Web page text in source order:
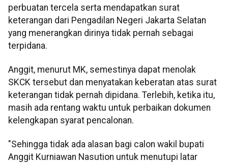
perbuatan tercela serta mendapatkan surat
keterangan dari Pengadilan Negeri Jakarta Selatan
yang menerangkan dirinya tidak pernah sebagai
terpidana.
Anggit, menurut MK, semestinya dapat menolak
SKCK tersebut dan menyatakan keberatan atas surat
keterangan tidak pernah dipidana. Terlebih, ketika itu,
masih ada rentang waktu untuk perbaikan dokumen
kelengkapan syarat pencalonan.
"Sehingga tidak ada alasan bagi calon wakil bupati
Anggit Kurniawan Nasution untuk menutupi latar